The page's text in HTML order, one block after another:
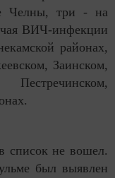
Челны, три - на
ВИЧ-инфекции
районах,
Заинском,
список не вошел.
был выявлен